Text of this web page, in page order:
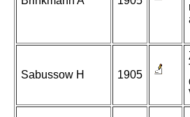
Sabussow H 1905